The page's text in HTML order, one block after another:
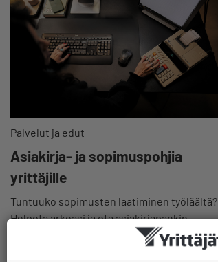
Palvelut ja edut
Asiakirja- ja sopimuspohjia
yrittäjille
Tuntuuko sopimusten laatiminen työläältä?
Helpota arkeasi ja ota asiakirjapankin